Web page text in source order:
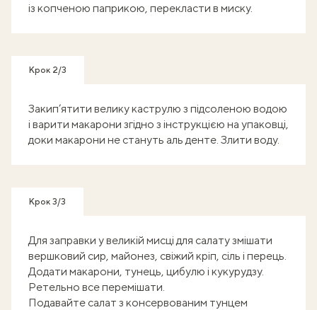
із копченою паприкою, перекласти в миску.
Крок 2/3
Закип’ятити велику каструлю з підсоленою водою
і варити макарони згідно з інструкцією на упаковці,
доки макарони не стануть аль денте. Злити воду.
Крок 3/3
Для заправки у великій мисці для салату змішати
вершковий сир, майонез, свіжий кріп, сіль і перець.
Додати макарони, тунець, цибулю і кукурудзу.
Ретельно все перемішати.
Подавайте салат з консервованим тунцем